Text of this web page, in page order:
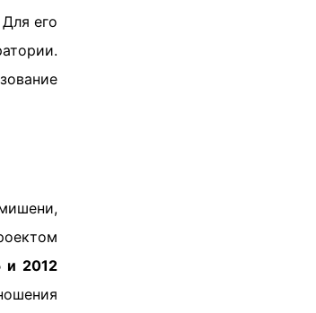
его
и 2012